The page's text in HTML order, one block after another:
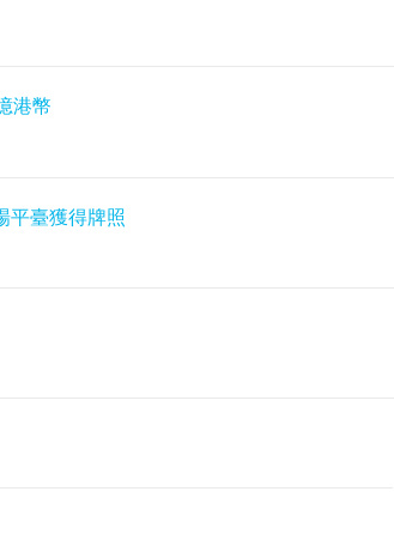
港幣
平臺獲得牌照